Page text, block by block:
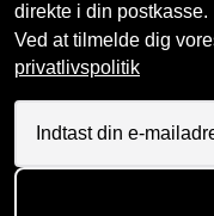
direkte i din postkasse.
Ved at tilmelde dig
privatlivspolitik